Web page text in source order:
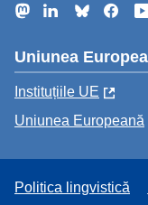
MastodonLinkedInBluesky
Uniunea
Instituțiile UE
Uniunea Europeană
Politica lingvistică